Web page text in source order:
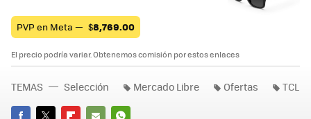
PVP en Meta — $8,769.00
El precio podría variar. Obtenemos comisión por estos enlaces
TEMAS Selección Mercado Libre Ofertas TCL